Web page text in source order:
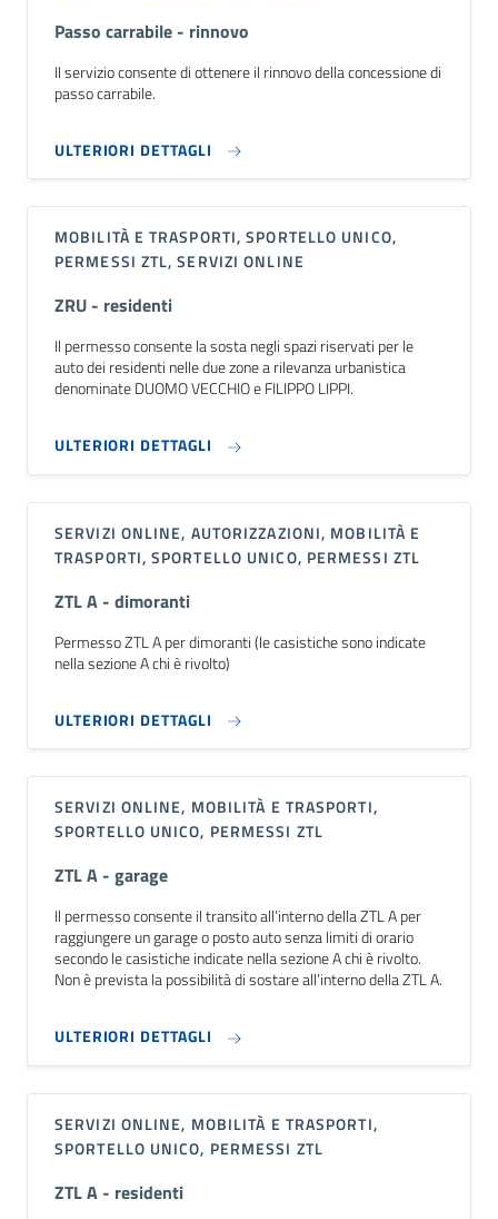
Passo carrabile - rinnovo
Il servizio consente di ottenere il rinnovo della concessione di
passo carrabile.
ULTERIORI DETTAGLI
MOBILITÀ E TRASPORTI, SPORTELLO UNICO,
PERMESSI ZTL, SERVIZI ONLINE
ZRU - residenti
Il permesso consente la sosta negli spazi riservati per le
auto dei residenti nelle due zone a rilevanza urbanistica
denominate DUOMO VECCHIO e FILIPPO LIPPI.
ULTERIORI DETTAGLI
SERVIZI ONLINE, AUTORIZZAZIONI, MOBILITÀ E
TRASPORTI, SPORTELLO UNICO, PERMESSI ZTL
ZTL A - dimoranti
Permesso ZTL A per dimoranti (le casistiche sono indicate
nella sezione A chi è rivolto)
ULTERIORI DETTAGLI
SERVIZI ONLINE, MOBILITÀ E TRASPORTI,
SPORTELLO UNICO, PERMESSI ZTL
ZTL A - garage
Il permesso consente il transito all’interno della ZTL A per
raggiungere un garage o posto auto senza limiti di orario
secondo le casistiche indicate nella sezione A chi è rivolto.
Non è prevista la possibilità di sostare all’interno della ZTL A.
ULTERIORI DETTAGLI
SERVIZI ONLINE, MOBILITÀ E TRASPORTI,
SPORTELLO UNICO, PERMESSI ZTL
ZTL A - residenti